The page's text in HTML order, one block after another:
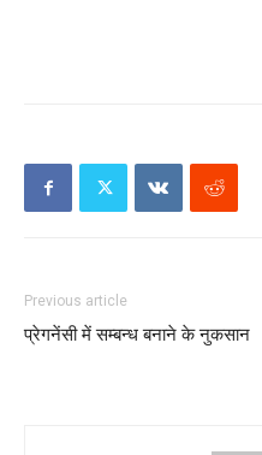
Previous article
प्रेगनेंसी में सम्बन्ध बनाने के नुकसान